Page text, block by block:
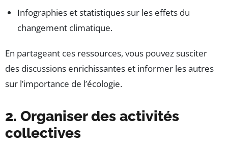
Infographies et statistiques sur les effets du
changement climatique.
En partageant ces ressources, vous pouvez susciter
des discussions enrichissantes et informer les autres
sur l’importance de l’écologie.
2. Organiser des activités
collectives